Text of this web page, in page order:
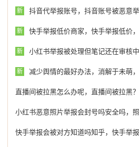
新 抖音代举报账号，抖音账号被恶意举报至封禁
新 快手举报低价商家，快手举报低价，如何
新 小红书举报被处理但笔记还在审核中，你举报的笔记为什么明明已处理，却还挂在
新 减少舆情的最好办法，消解于未萌，构筑